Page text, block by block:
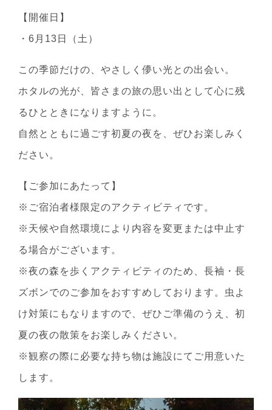
【開催日】
・6月13日（土）
この季節だけの、やさしく儚い光との出会い。
ホタルの光が、皆さまの旅の思い出として心に残
るひとときになりますように。
自然とともに過ごす初夏の夜を、ぜひお楽しみく
ださい。
【ご参加にあたって】
※ご宿泊者様限定のアクティビティです。
※天候や自然環境により内容を変更または中止す
る場合がございます。
※夜の森を歩くアクティビティのため、長袖・長
ズボンでのご参加をおすすめしております。虫よ
け対策にもなりますので、ぜひご準備のうえ、初
夏の夜の散策をお楽しみください。
※観察の際に必要な持ち物は施設にてご用意いた
します。